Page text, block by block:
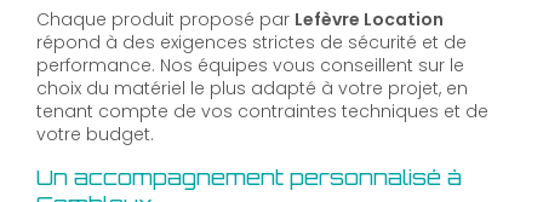
Chaque produit proposé par Lefèvre Location
répond à des exigences strictes de sécurité et de
performance. Nos équipes vous conseillent sur le
choix du matériel le plus adapté à votre projet, en
tenant compte de vos contraintes techniques et de
votre budget.
Un accompagnement personnalisé à